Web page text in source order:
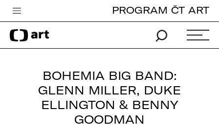
Česká televize
Zpravodajství
TV program
PROGRAM ČT ART
BOHEMIA BIG BAND:
GLENN MILLER, DUKE
ELLINGTON & BENNY
GOODMAN